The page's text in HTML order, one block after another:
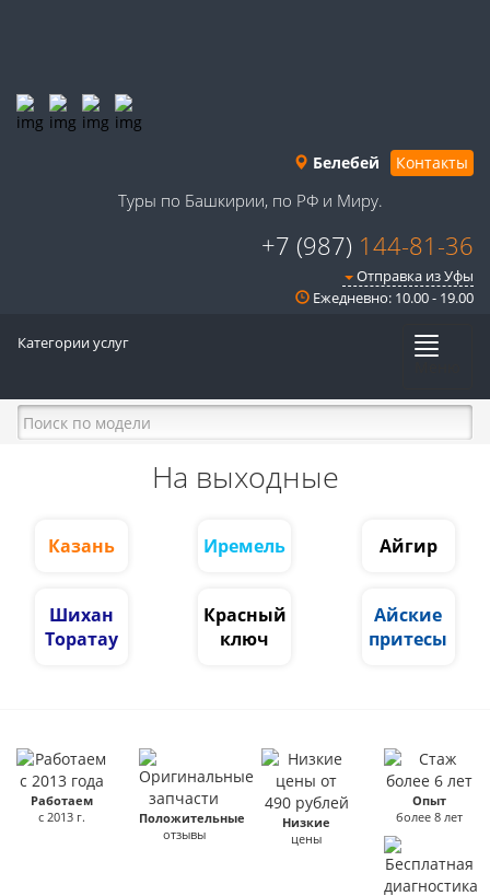
Белебей Контакты
Туры по Башкирии, по РФ и Миру.
+7 (987) 144-81-36
Отправка из Уфы
Ежедневно: 10.00 - 19.00
Категории услуг
На выходные
Казань Иремель Айгир
Шихан
Торатау
Красный
ключ
Айские
притесы
Работаем
с 2013 г.
Положительные
отзывы
Низкие
цены
Опыт
более 8 лет